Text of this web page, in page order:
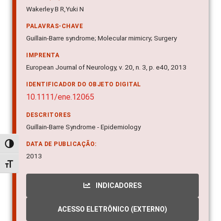
Alternar alto contraste
Alternar tamanho da fonte
Wakerley B R,Yuki N
PALAVRAS-CHAVE
Guillain-Barre syndrome; Molecular mimicry; Surgery
IMPRENTA
European Journal of Neurology, v. 20, n. 3, p. e40, 2013
IDENTIFICADOR DO OBJETO DIGITAL
10.1111/ene.12065
DESCRITORES
Guillain-Barre Syndrome - Epidemiology
DATA DE PUBLICAÇÃO:
2013
INDICADORES
ACESSO ELETRÔNICO (EXTERNO)